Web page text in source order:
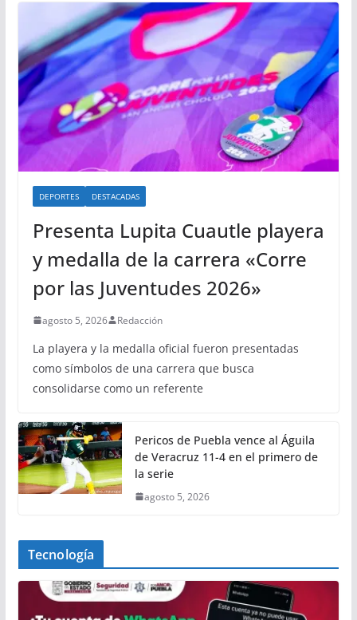
DEPORTES DESTACADAS
Presenta Lupita Cuautle playera
y medalla de la carrera «Corre
por las Juventudes 2026»
agosto 5, 2026 Redacción
La playera y la medalla oficial fueron presentadas
como símbolos de una carrera que busca
consolidarse como un referente
Pericos de Puebla vence al Águila
de Veracruz 11-4 en el primero de
la serie
agosto 5, 2026
Tecnología